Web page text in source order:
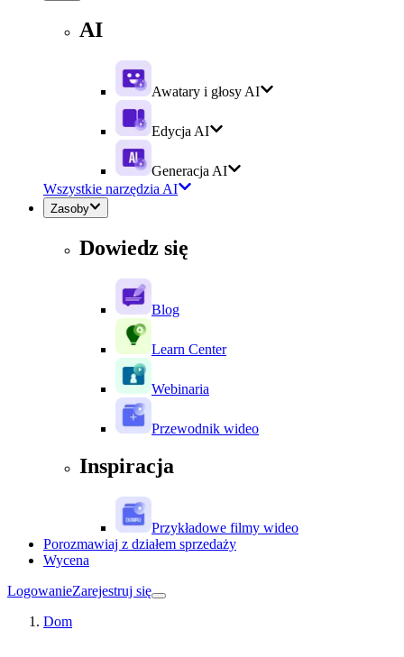
AI
Awatary i głosy AI
Edycja AI
Generacja AI
Wszystkie narzędzia AI
Zasoby
Dowiedz się
Blog
Learn Center
Webinaria
Przewodnik wideo
Inspiracja
Przykładowe filmy wideo
Porozmawiaj z działem sprzedaży
Wycena
LogowanieZarejestruj się
Dom